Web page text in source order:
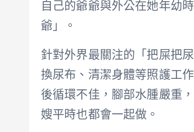
自己的爺爺與外公在她年幼
爺」。
針對外界最關注的「把屎把
換尿布、清潔身體等照護工
後循環不佳，腳部水腫嚴重
嫂平時也都會一起做。